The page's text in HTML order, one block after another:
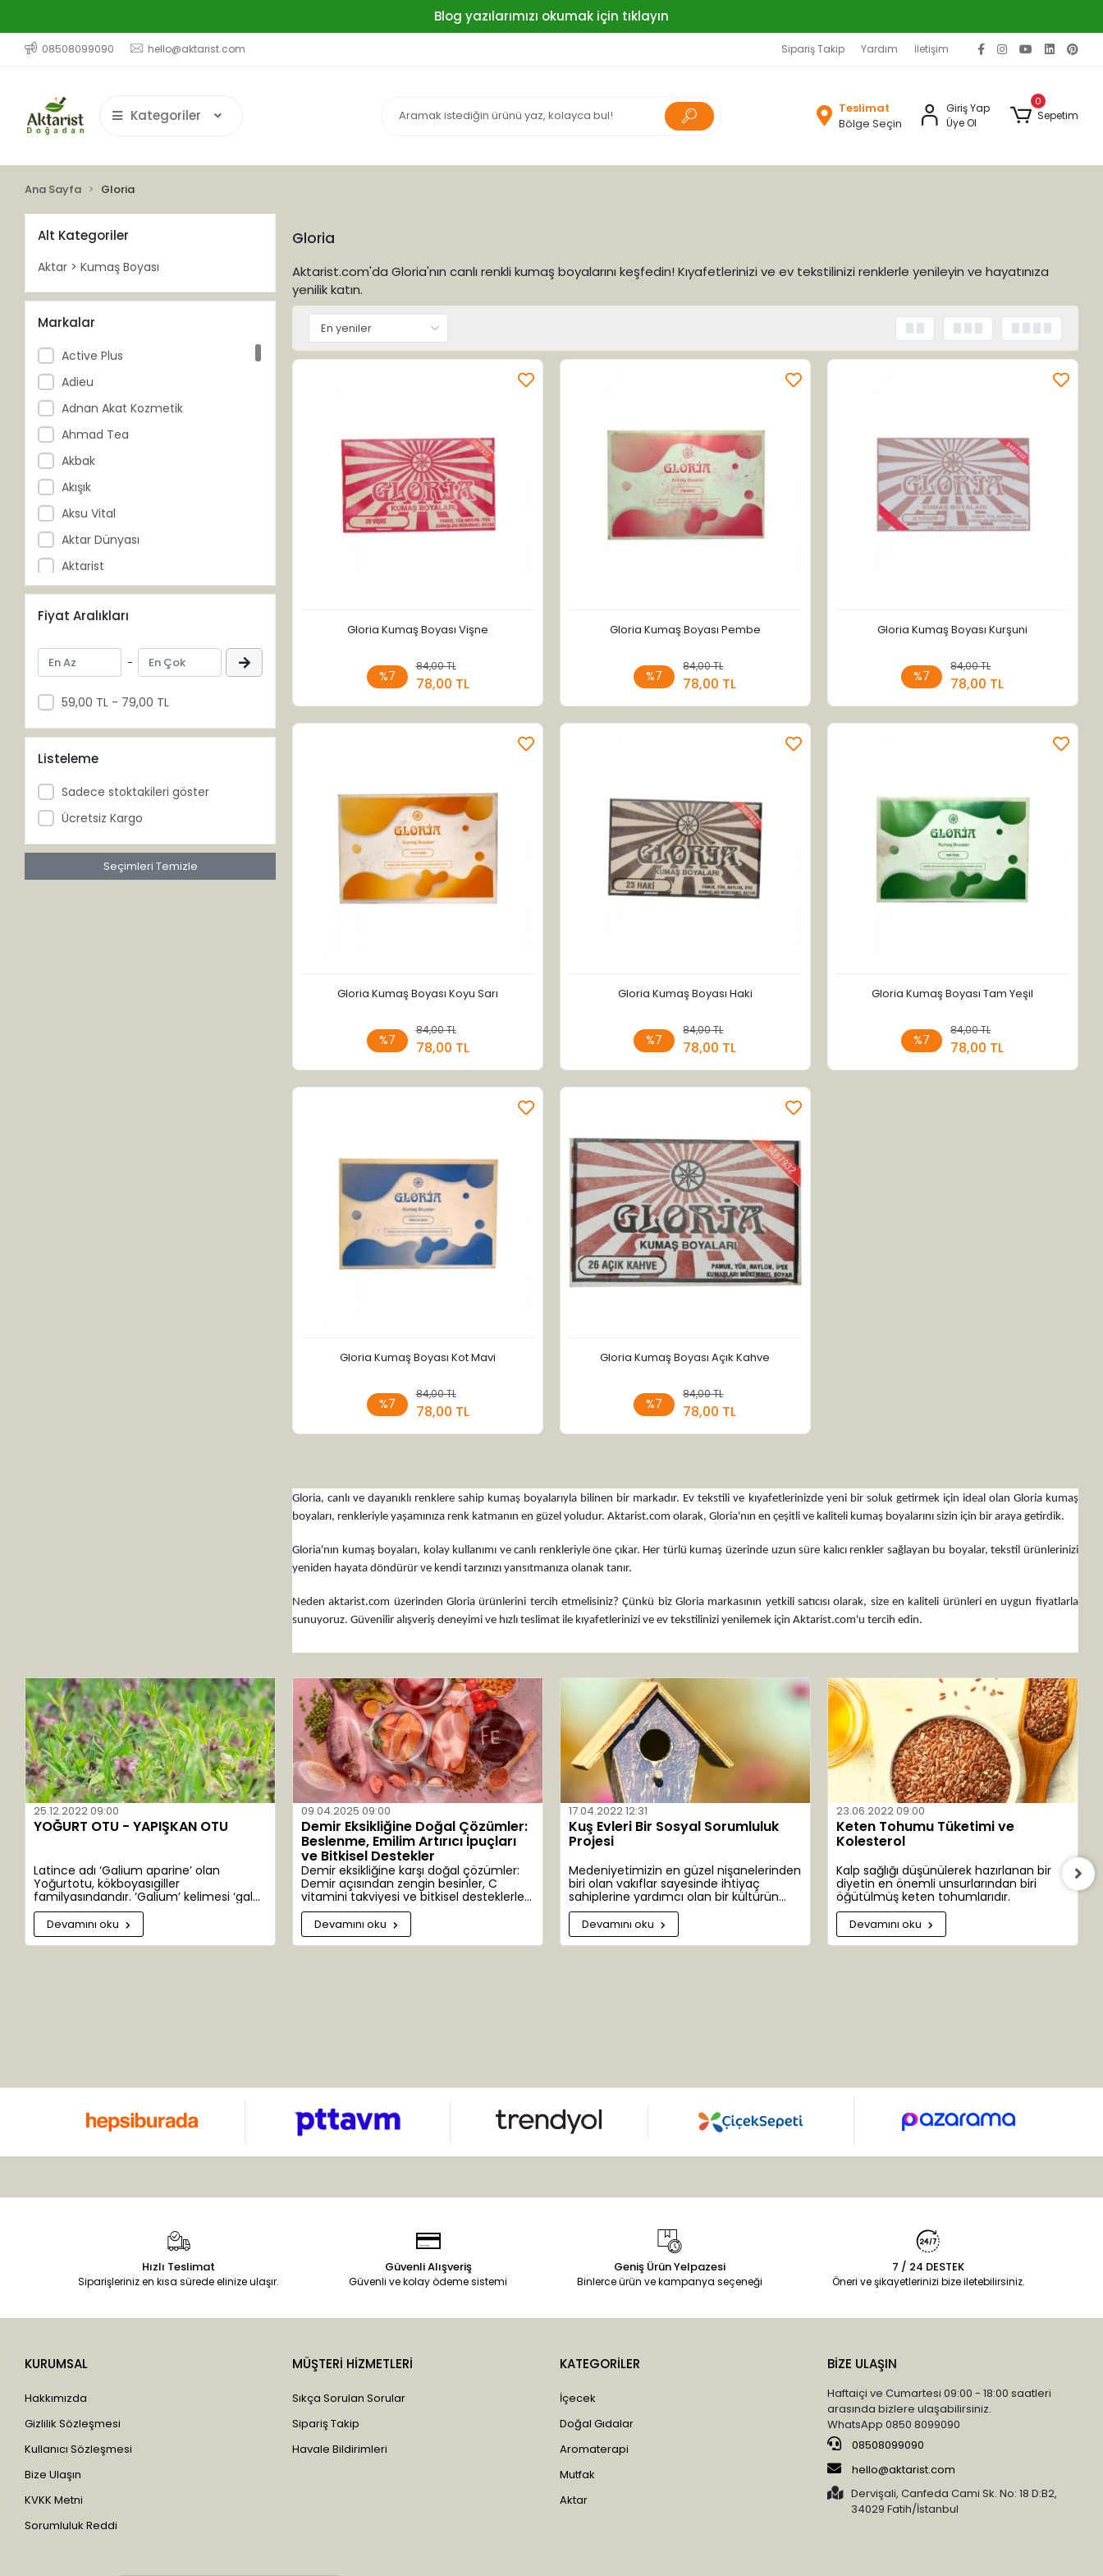
Blog yazılarımızı okumak için tıklayın
08508099090 hello@aktarist.com Sipariş Takip Yardım İletişim
Kategoriler
Teslimat
Bölge Seçin
Giriş Yap
Üye Ol
0
Sepetim
Ana Sayfa Gloria
Alt Kategoriler
Aktar > Kumaş Boyası
Markalar
Active Plus
Adieu
Adnan Akat Kozmetik
Ahmad Tea
Akbak
Akışık
Aksu Vital
Aktar Dünyası
Aktarist
Akzer
Al-Ahzar
Al-Muaz
Al-Şifa
Altıncezve
Ancora Life
Arı
Arıcan
Cream
Dabur
Deep Sea
DermaDerm
Dfn Garlı
Dilan
Dr. Rena Dermo
Drot
Duru
Emiroğlu
Fasıla
Fitozen
Gano Excel
Garlex
Gençay
Gloria
Fiyat Aralıkları
-
59,00 TL - 79,00 TL
Listeleme
Sadece stoktakileri göster
Ücretsiz Kargo
Seçimleri Temizle
Gloria
Aktarist.com'da Gloria'nın canlı renkli kumaş boyalarını keşfedin! Kıyafetlerinizi ve ev tekstilinizi renklerle yenileyin ve hayatınıza
yenilik katın.
Gloria Kumaş Boyası Vişne
%7
84,00 TL
78,00 TL
Sepete Ekle
Gloria Kumaş Boyası Pembe
%7
84,00 TL
78,00 TL
Sepete Ekle
Gloria Kumaş Boyası Kurşuni
%7
84,00 TL
78,00 TL
Sepete Ekle
Gloria Kumaş Boyası Koyu Sarı
%7
84,00 TL
78,00 TL
Sepete Ekle
Gloria Kumaş Boyası Haki
%7
84,00 TL
78,00 TL
Sepete Ekle
Gloria Kumaş Boyası Tam Yeşil
%7
84,00 TL
78,00 TL
Stokta Yok
Gloria Kumaş Boyası Kot Mavi
%7
84,00 TL
78,00 TL
Stokta Yok
Gloria Kumaş Boyası Açık Kahve
%7
84,00 TL
78,00 TL
Stokta Yok
Gloria, canlı ve dayanıklı renklere sahip kumaş boyalarıyla bilinen bir markadır. Ev tekstili ve kıyafetlerinizde yeni bir soluk getirmek için ideal olan Gloria kumaş
boyaları, renkleriyle yaşamınıza renk katmanın en güzel yoludur. Aktarist.com olarak, Gloria'nın en çeşitli ve kaliteli kumaş boyalarını sizin için bir araya getirdik.
Gloria'nın kumaş boyaları, kolay kullanımı ve canlı renkleriyle öne çıkar. Her türlü kumaş üzerinde uzun süre kalıcı renkler sağlayan bu boyalar, tekstil ürünlerinizi
yeniden hayata döndürür ve kendi tarzınızı yansıtmanıza olanak tanır.
Neden aktarist.com üzerinden Gloria ürünlerini tercih etmelisiniz? Çünkü biz Gloria markasının yetkili satıcısı olarak, size en kaliteli ürünleri en uygun fiyatlarla
sunuyoruz. Güvenilir alışveriş deneyimi ve hızlı teslimat ile kıyafetlerinizi ve ev tekstilinizi yenilemek için Aktarist.com'u tercih edin.
25.12.2022 09:00
YOĞURT OTU - YAPIŞKAN OTU
Latince adı ‘Galium aparine’ olan
Yoğurtotu, kökboyasıgiller
familyasındandır. ‘Galium’ kelimesi ‘gala’
kelimesinden türemiştir. Süt anlamına
gelir. Yoğurtotu eskiden peynir
yapımında kullanıldığından bu adı
almıştır. 300 alt türü bulunur. Anavatanı
Devamını oku
09.04.2025 09:00
Demir Eksikliğine Doğal Çözümler:
Beslenme, Emilim Artırıcı İpuçları
ve Bitkisel Destekler
Demir eksikliğine karşı doğal çözümler:
Demir açısından zengin besinler, C
vitamini takviyesi ve bitkisel desteklerle
sağlıklı kan üretimi.
Devamını oku
17.04.2022 12:31
Kuş Evleri Bir Sosyal Sorumluluk
Projesi
Medeniyetimizin en güzel nişanelerinden
biri olan vakıflar sayesinde ihtiyaç
sahiplerine yardımcı olan bir kültürün
emanetçisiyiz. İhtiyaç sahibi bazen insan
bazen bitki bazen de hayvanlar
olabilmektedir. Bazen de dünyamızın ta
kendisi.
Devamını oku
23.06.2022 09:00
Keten Tohumu Tüketimi ve
Kolesterol
Kalp sağlığı düşünülerek hazırlanan bir
diyetin en önemli unsurlarından biri
öğütülmüş keten tohumlarıdır.
Devamını oku
Hızlı Teslimat
Siparişleriniz en kısa sürede elinize ulaşır.
Güvenli Alışveriş
Güvenli ve kolay ödeme sistemi
Geniş Ürün Yelpazesi
Binlerce ürün ve kampanya seçeneği
7 / 24 DESTEK
Öneri ve şikayetlerinizi bize iletebilirsiniz.
KURUMSAL
Hakkımızda
Gizlilik Sözleşmesi
Kullanıcı Sözleşmesi
Bize Ulaşın
KVKK Metni
Sorumluluk Reddi
MÜŞTERİ HİZMETLERİ
Sıkça Sorulan Sorular
Sipariş Takip
Havale Bildirimleri
KATEGORİLER
İçecek
Doğal Gıdalar
Aromaterapi
Mutfak
Aktar
BİZE ULAŞIN
Haftaiçi ve Cumartesi 09:00 - 18:00 saatleri
arasında bizlere ulaşabilirsiniz.
WhatsApp 0850 8099090
08508099090
hello@aktarist.com
Dervişali, Canfeda Cami Sk. No: 18 D:B2,
34029 Fatih/İstanbul